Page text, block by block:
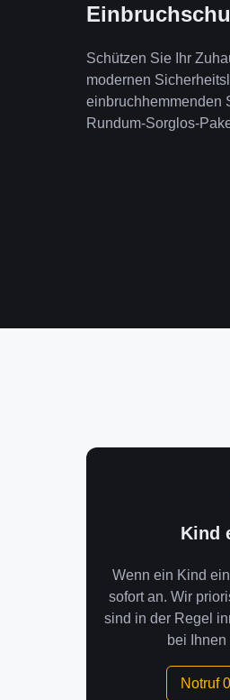
Schützen Sie Ihr
modernen
einbruchhemmenden
Rundum-Sorglos-
Kind
Wenn ein Kind
sofort an. Wir
sind in der Regel
bei
Notruf